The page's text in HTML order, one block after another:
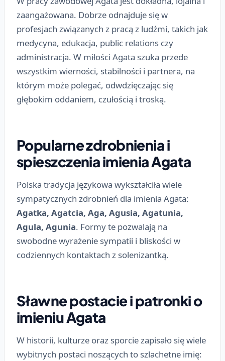
zaangażowana. Dobrze odnajduje się w
profesjach związanych z pracą z ludźmi, takich jak
medycyna, edukacja, public relations czy
administracja. W miłości Agata szuka przede
wszystkim wierności, stabilności i partnera, na
którym może polegać, odwdzięczając się
głębokim oddaniem, czułością i troską.
Popularne zdrobnienia i
spieszczenia imienia Agata
Polska tradycja językowa wykształciła wiele
sympatycznych zdrobnień dla imienia Agata:
Agatka, Agatcia, Aga, Agusia, Agatunia,
Agula, Agunia. Formy te pozwalają na
swobodne wyrażenie sympatii i bliskości w
codziennych kontaktach z solenizantką.
Sławne postacie i patronki o
imieniu Agata
W historii, kulturze oraz sporcie zapisało się wiele
wybitnych postaci noszących to szlachetne imię: